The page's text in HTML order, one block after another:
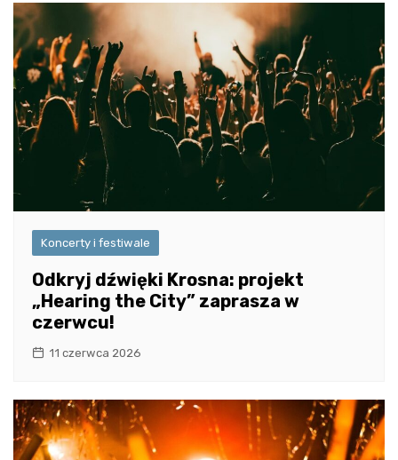
Koncerty i festiwale
Odkryj dźwięki Krosna: projekt
„Hearing the City” zaprasza w
czerwcu!
11 czerwca 2026